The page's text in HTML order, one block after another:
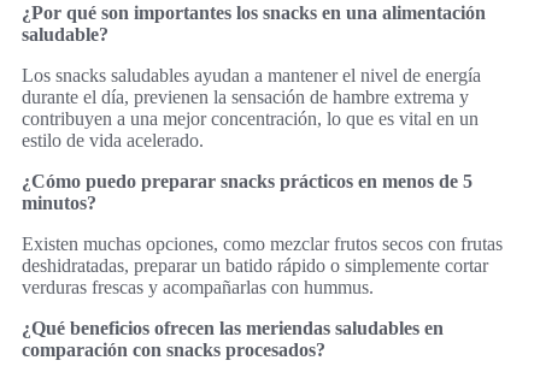
¿Por qué son importantes los snacks en una alimentación
saludable?
Los snacks saludables ayudan a mantener el nivel de energía
durante el día, previenen la sensación de hambre extrema y
contribuyen a una mejor concentración, lo que es vital en un
estilo de vida acelerado.
¿Cómo puedo preparar snacks prácticos en menos de 5
minutos?
Existen muchas opciones, como mezclar frutos secos con frutas
deshidratadas, preparar un batido rápido o simplemente cortar
verduras frescas y acompañarlas con hummus.
¿Qué beneficios ofrecen las meriendas saludables en
comparación con snacks procesados?